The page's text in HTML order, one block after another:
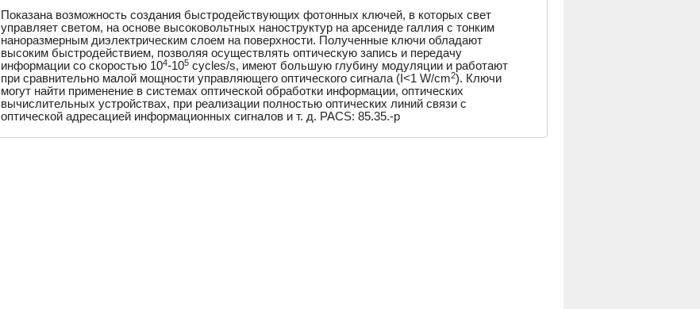
Показана возможность создания быстродействующих фотонных ключей, в которых свет
управляет светом, на основе высоковольтных наноструктур на арсениде галлия с тонким
наноразмерным диэлектрическим слоем на поверхности. Полученные ключи обладают
высоким быстродействием, позволяя осуществлять оптическую запись и передачу
информации со скоростью 104-105cycles/s, имеют большую глубину модуляции и работают
при сравнительно малой мощности управляющего оптического сигнала (I<1 W/cm2). Ключи
могут найти применение в системах оптической обработки информации, оптических
вычислительных устройствах, при реализации полностью оптических линий связи с
оптической адресацией информационных сигналов и т. д. PACS: 85.35.-p